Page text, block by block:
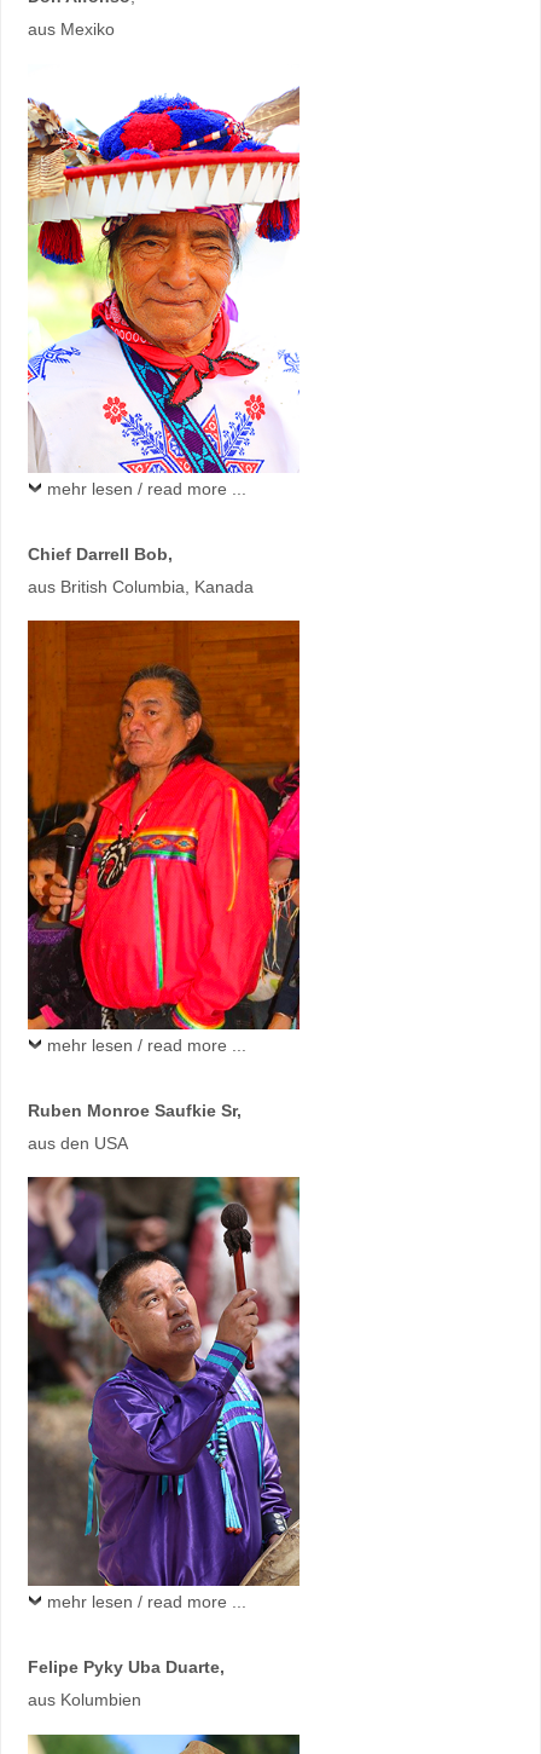
aus Mexiko
mehr lesen / read more ...
Chief Darrell Bob,
aus British Columbia, Kanada
mehr lesen / read more ...
Ruben Monroe Saufkie Sr,
aus den USA
mehr lesen / read more ...
Felipe Pyky UbaDuarte,
aus Kolumbien